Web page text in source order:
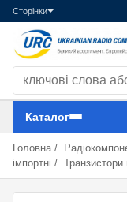
Сторінки
Пошук компонентів
Каталог
Головна /
імпортні / Транзистори